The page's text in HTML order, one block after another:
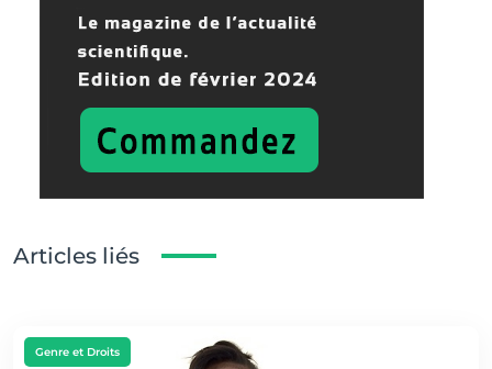
Articles liés
Genre et Droits